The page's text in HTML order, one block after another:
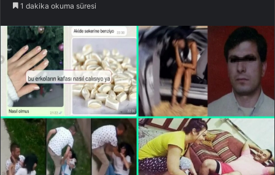
1 dakika okuma süresi